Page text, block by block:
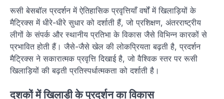
रूसी बेसबॉल प्रदर्शन में ऐतिहासिक प्रवृत्तियाँ वर्षों में खिलाड़ियों के
मैट्रिक्स में धीरे-धीरे सुधार को दर्शाती हैं, जो प्रशिक्षण, अंतरराष्ट्रीय
लीगों के संपर्क और स्थानीय प्रतिभा के विकास जैसे विभिन्न कारकों से
प्रभावित होती हैं। जैसे-जैसे खेल की लोकप्रियता बढ़ती है, प्रदर्शन
मैट्रिक्स ने सकारात्मक प्रवृत्ति दिखाई है, जो वैश्विक स्तर पर रूसी
खिलाड़ियों की बढ़ती प्रतिस्पर्धात्मकता को दर्शाती है।
दशकों में खिलाड़ी के प्रदर्शन का विकास